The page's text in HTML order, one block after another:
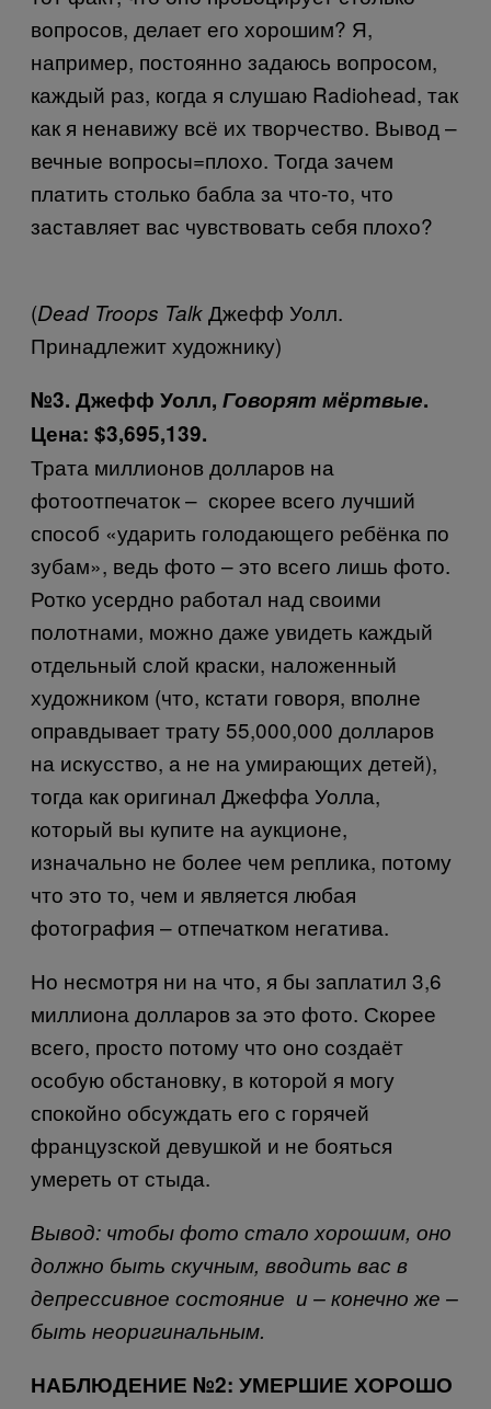
вопросов, делает его хорошим? Я,
например, постоянно задаюсь вопросом,
каждый раз, когда я слушаю Radiohead, так
как я ненавижу всё их творчество. Вывод –
вечные вопросы=плохо. Тогда зачем
платить столько бабла за что-то, что
заставляет вас чувствовать себя плохо?
(Dead Troops TalkДжефф Уолл.
Принадлежит художнику)
№3. Джефф Уолл, Говорят мёртвые.
Цена: $3,695,139.
Трата миллионов долларов на
фотоотпечаток – скорее всего лучший
способ «ударить голодающего ребёнка по
зубам», ведь фото – это всего лишь фото.
Ротко усердно работал над своими
полотнами, можно даже увидеть каждый
отдельный слой краски, наложенный
художником (что, кстати говоря, вполне
оправдывает трату 55,000,000 долларов
на искусство, а не на умирающих детей),
тогда как оригинал Джеффа Уолла,
который вы купите на аукционе,
изначально не более чем реплика, потому
что это то, чем и является любая
фотография – отпечатком негатива.
Но несмотря ни на что, я бы заплатил 3,6
миллиона долларов за это фото. Скорее
всего, просто потому что оно создаёт
особую обстановку, в которой я могу
спокойно обсуждать его с горячей
французской девушкой и не бояться
умереть от стыда.
Вывод: чтобы фото стало хорошим, оно
должно быть скучным, вводить вас в
депрессивное состояние и – конечно же –
быть неоригинальным.
НАБЛЮДЕНИЕ №2: УМЕРШИЕ ХОРОШО